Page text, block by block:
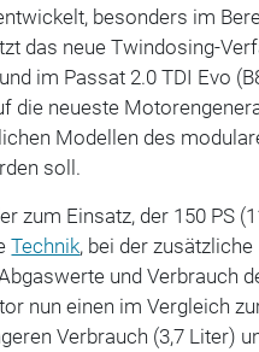
besonders im
das neue Twindosing-
im Passat 2.0 TDI Evo
die neueste
Modellen des
soll.
zum Einsatz, der 150 PS
Technik, bei der zusätzliche
und Verbrauch
nun einen im Vergleich
Verbrauch (3,7 Liter)